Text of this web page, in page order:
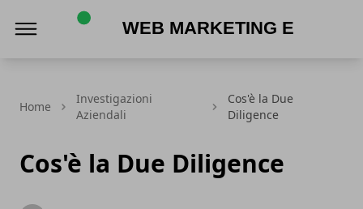
Home
Investigazioni
Aziendali
Cos'è la Due
Diligence
Cos'è la Due Diligence